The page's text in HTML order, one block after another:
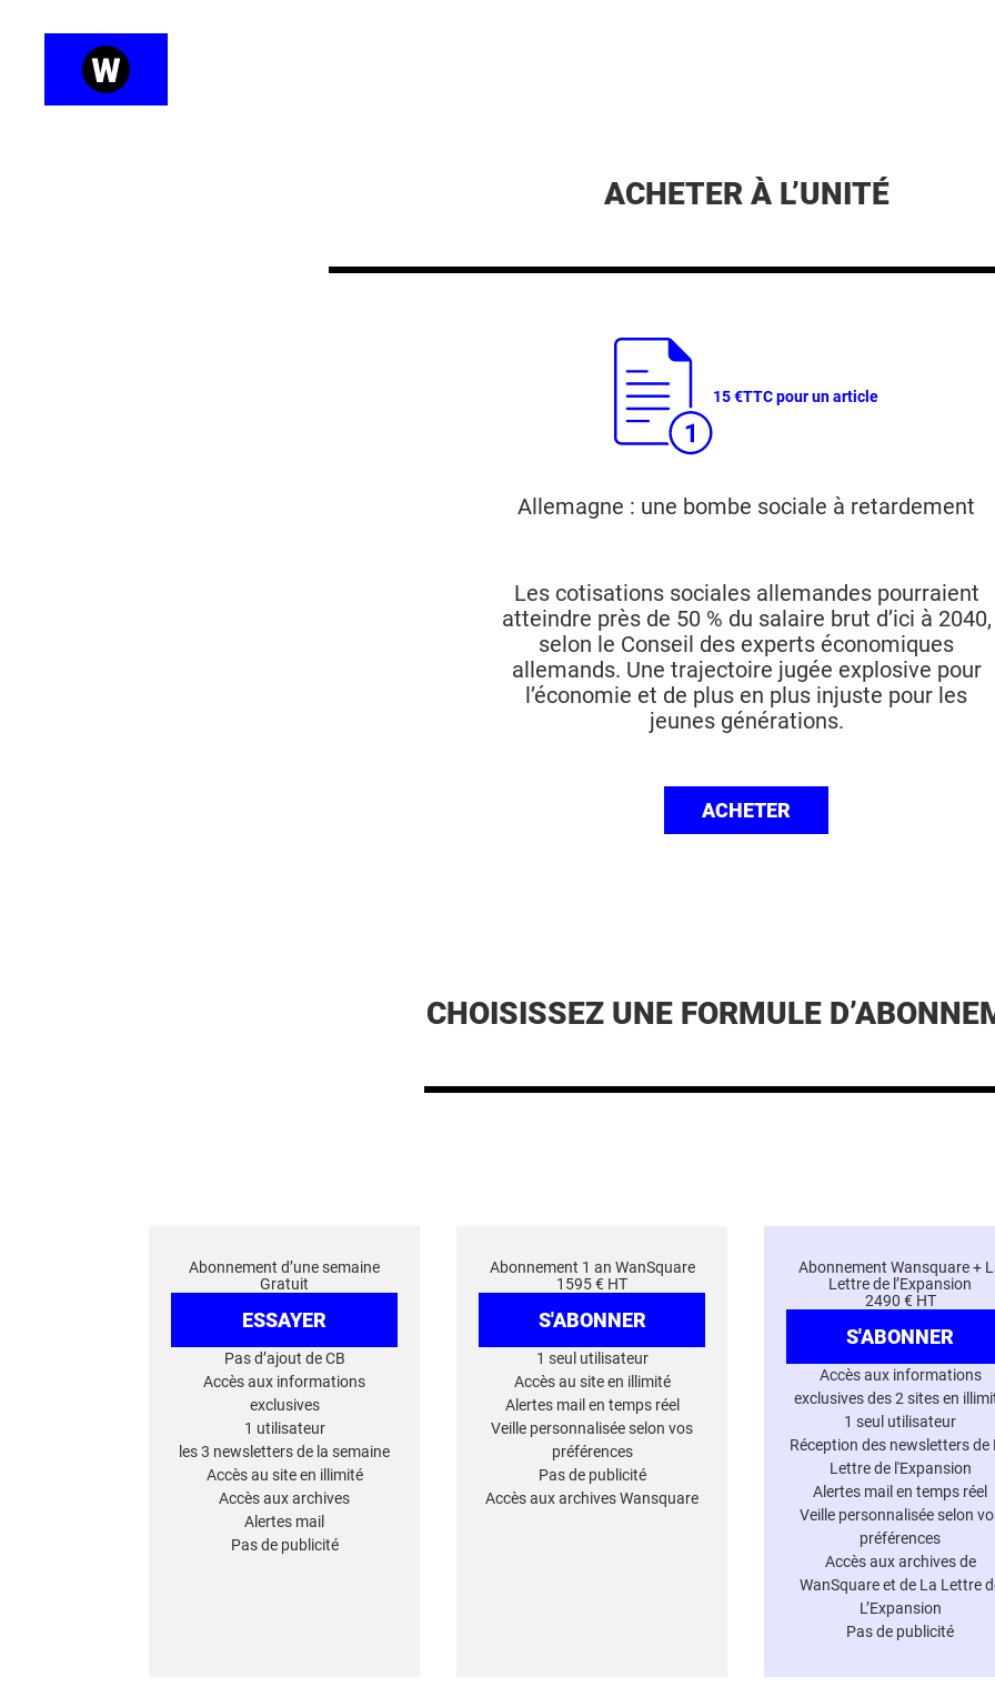
ACHETER À L’UNITÉ
15 €TTC pour un article
Allemagne : une bombe sociale à retardement
Les cotisations sociales allemandes pourraient
atteindre près de 50 % du salaire brut d’ici à 2040,
selon le Conseil des experts économiques
allemands. Une trajectoire jugée explosive pour
l’économie et de plus en plus injuste pour les
jeunes générations.
ACHETER
CHOISISSEZ UNE FORMULE
Abonnement d’une semaine
Gratuit
ESSAYER
Pas d’ajout de CB
Accès aux informations
exclusives
1 utilisateur
les 3 newsletters de la semaine
Accès au site en illimité
Accès aux archives
Alertes mail
Pas de publicité
Abonnement 1 an WanSquare
1595 € HT
S'ABONNER
1 seul utilisateur
Accès au site en illimité
Alertes mail en temps réel
Veille personnalisée selon vos
préférences
Pas de publicité
Accès aux archives Wansquare
Abonnement Wansquare +
Lettre de l’Expansion
2490 € HT
S'ABONNER
Accès aux informations
exclusives des 2 sites en
1 seul utilisateur
Réception des newsletters de
Lettre de l'Expansion
Alertes mail en temps réel
Veille personnalisée selon
préférences
Accès aux archives de
WanSquare et de La Lettre
L’Expansion
Pas de publicité